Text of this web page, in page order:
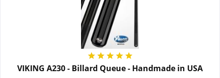
VIKING A230 - Billard Queue - Handmade in USA